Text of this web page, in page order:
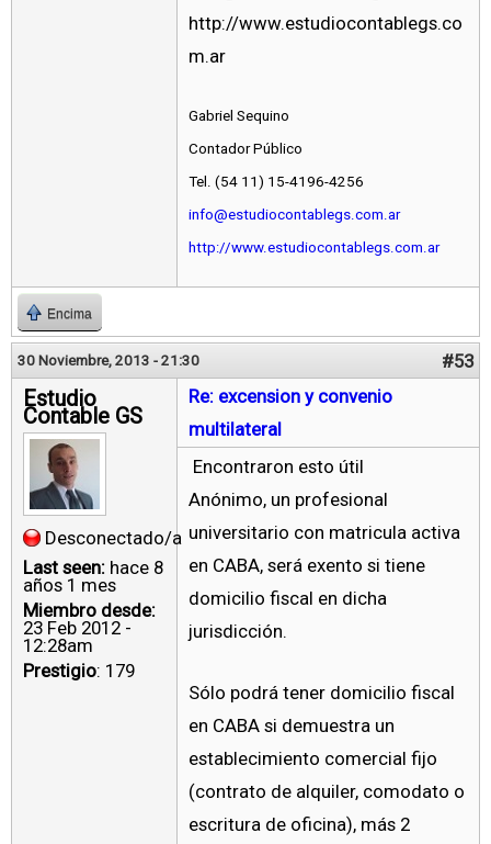
http://www.estudiocontablegs.co
m.ar
Gabriel Sequino
Contador Público
Tel. (54 11) 15-4196-4256
info@estudiocontablegs.com.ar
http://www.estudiocontablegs.com.ar
Encima
30 Noviembre, 2013 - 21:30 #53
Estudio
Contable GS
Desconectado/a
Last seen: hace 8
años 1 mes
Miembro desde:
23 Feb 2012 -
12:28am
Prestigio: 179
Re: excension y convenio
multilateral
Encontraron esto útil
Anónimo, un profesional
universitario con matricula activa
en CABA, será exento si tiene
domicilio fiscal en dicha
jurisdicción.
Sólo podrá tener domicilio fiscal
en CABA si demuestra un
establecimiento comercial fijo
(contrato de alquiler, comodato o
escritura de oficina), más 2